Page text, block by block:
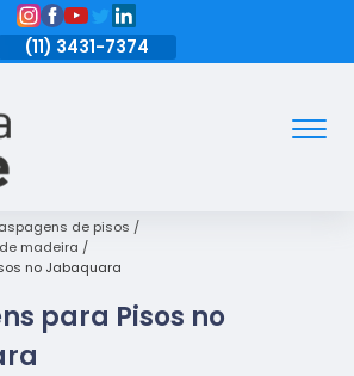
(11) 3431-7374
de pisos
madeira
no Jabaquara
para Pisos no